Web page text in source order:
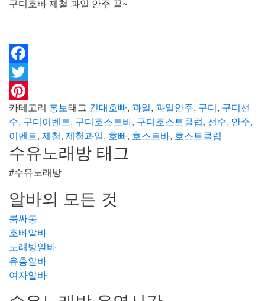
구디호빠 제철 과일 안주 끝~
Facebook
Twitter
Pinterest
카테고리 홍보태그 건대호빠, 과일, 과일안주, 구디, 구디선
수, 구디이벤트, 구디호스트바, 구디호스트클럽, 선수, 안주,
이벤트, 제철, 제철과일, 호빠, 호스트바, 호스트클럽
수유노래방 태그
#수유노래방
알바의 모든 것
룸싸롱
호빠알바
노래방알바
유흥알바
여자알바